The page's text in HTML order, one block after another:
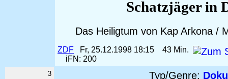
Schatzjäger in
Das Heiligtum von Kap Arkona /
ZDF Fr, 25.12.1998 18:15
43 Min.
iFN: 200
3 Typ/Genre: